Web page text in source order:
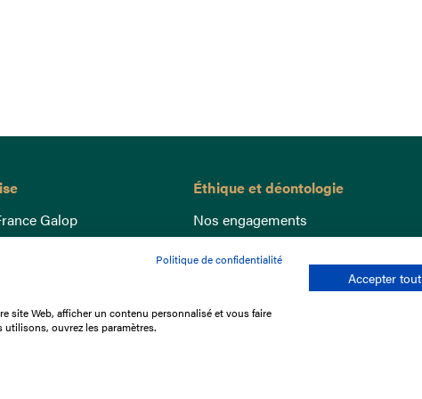
Galop
les courses
Éthique et déontologie
Nos engagements
Lutte anti-dopage
Bien être equin
Index Egalité Femmes-Hommes
Jeu responsable
Politique de confidentialité
site Web, afficher un contenu personnalisé et vous faire
ouvrez les paramètres.
Accepter tout